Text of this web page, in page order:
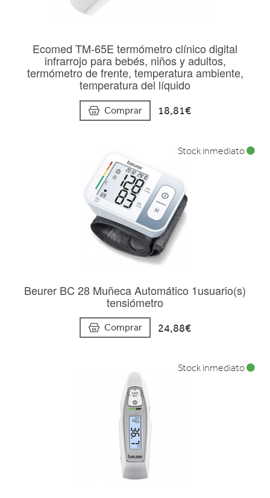
Ecomed TM-65E termómetro clínico digital
infrarrojo para bebés, niños y adultos,
termómetro de frente, temperatura ambiente,
temperatura del líquido
Comprar 18,81€
Beurer BC 28 Muñeca Automático 1usuario(s)
tensiómetro
Comprar 24,88€
Stock inmediato
Stock inmediato